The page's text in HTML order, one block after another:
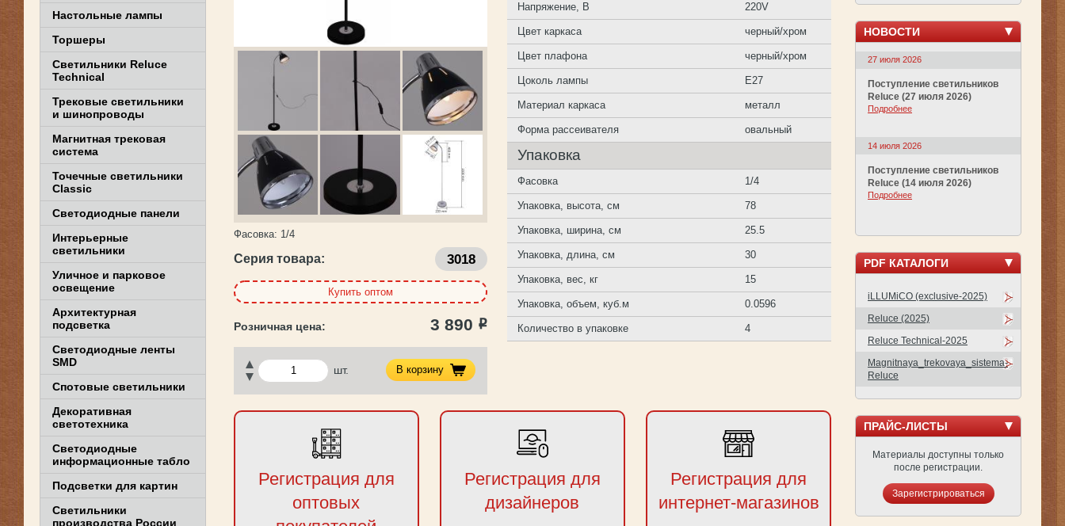
Фасовка: 1/4
Серия товара: 3018
Купить оптом
3 890 Р
шт. В корзину
Напряжение, В 220V
Цвет каркаса черный/хром
Цвет плафона черный/хром
Цоколь лампы E27
Материал каркаса металл
Форма рассеивателя овальный
Упаковка
Фасовка 1/4
Упаковка, высота, см 78
Упаковка, ширина, см 25.5
Упаковка, длина, см 30
Упаковка, вес, кг 15
Упаковка, объем, куб.м 0.0596
Количество в упаковке 4
Регистрация для
оптовых
Регистрация для
дизайнеров
Регистрация для
интернет-магазинов
Настольные лампы
Торшеры
Светильники Reluce
Technical
Трековые светильники
и шинопроводы
Магнитная трековая
система
Точечные светильники
Classic
Светодиодные панели
Интерьерные
светильники
Уличное и парковое
освещение
Архитектурная
подсветка
Светодиодные ленты
SMD
Спотовые светильники
Декоративная
светотехника
Светодиодные
информационные табло
Подсветки для картин
Светильники
производства России
НОВОСТИ
27 июля 2026
Поступление светильников
Reluce (27 июля 2026)
Подробнее
14 июля 2026
Поступление светильников
Reluce (14 июля 2026)
Подробнее
PDF КАТАЛОГИ
iLLUMiCO (exclusive-2025)
Reluce (2025)
Reluce Technical-2025
Magnitnaya_trekovaya_sistema-
Reluce
ПРАЙС-ЛИСТЫ
Материалы доступны только
после регистрации.
Зарегистрироваться